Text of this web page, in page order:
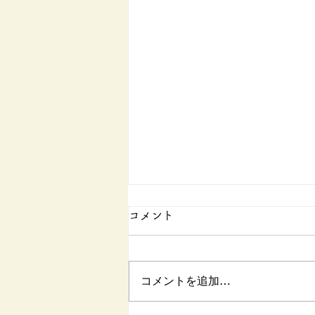
コメント
コメントを追加…